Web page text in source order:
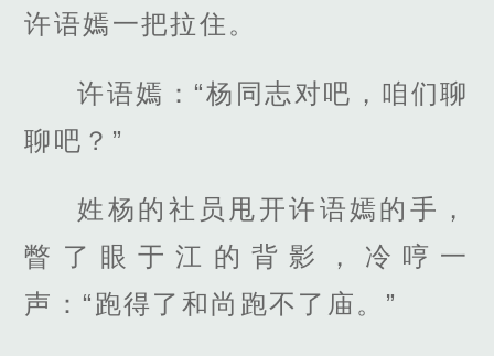
许语嫣一把拉住。
许语嫣：“杨同志对吧，咱们聊
聊吧？”
姓杨的社员甩开许语嫣的手，
瞥了眼于江的背影，冷哼一
声：“跑得了和尚跑不了庙。”